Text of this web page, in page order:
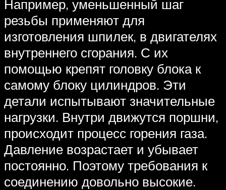
Например, уменьшенный шаг
резьбы применяют для
изготовления шпилек, в двигателях
внутреннего сгорания. С их
помощью крепят головку блока к
самому блоку цилиндров. Эти
детали испытывают значительные
нагрузки. Внутри движутся поршни,
происходит процесс горения газа.
Давление возрастает и убывает
постоянно. Поэтому требования к
соединению довольно высокие.